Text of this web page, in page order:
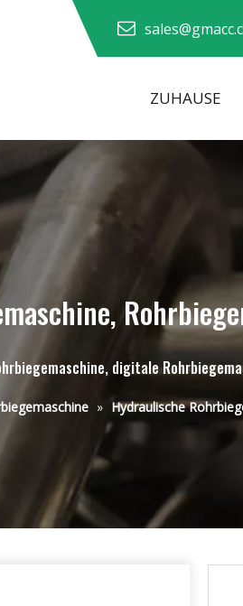
ZUHAUSE
digitale
» Hydraulische